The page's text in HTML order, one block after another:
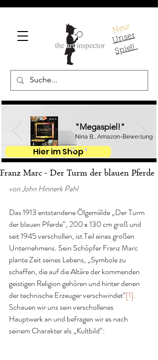
Neu!
U
ns
er
S
pi
el!
"Megaspiel!"
Nina B., Amazon-Bewertung
Hier im Shop
Franz Marc - Der Turm der blauen Pferde
von John Hinnerk Pahl
Das 1913 entstandene Ölgemälde „Der Turm
der blauen Pferde“, 200 x 130 cm groß und
seit 1945 verschollen, ist Teil eines großen
Unternehmens. Sein Schöpfer Franz Marc
plante Zeit seines Lebens, „Symbole zu
schaffen, die auf die Altäre der kommenden
geistigen Religion gehören und hinter denen
der technische Erzeuger verschwindet“[1].
Schauen wir uns sein verschollenes
Hauptwerk an und befragen wir es nach
seinem Charakter als „Kultbild“: